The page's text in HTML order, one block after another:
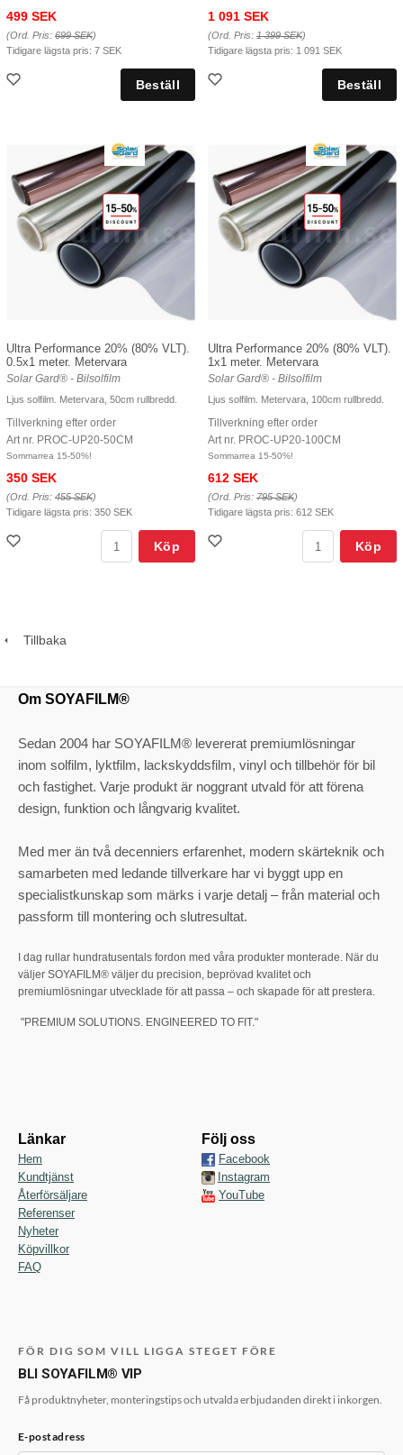
499 SEK
(Ord. Pris: 699 SEK)
Tidigare lägsta pris: 7 SEK
1 091 SEK
(Ord. Pris: 1 399 SEK)
Tidigare lägsta pris: 1 091 SEK
Ultra Performance 20% (80% VLT).
0.5x1 meter. Metervara
Solar Gard® - Bilsolfilm
Ljus solfilm. Metervara, 50cm rullbredd.
Tillverkning efter order
Art nr. PROC-UP20-50CM
Sommarrea 15-50%!
350 SEK
(Ord. Pris: 455 SEK)
Tidigare lägsta pris: 350 SEK
Köp
Ultra Performance 20% (80% VLT).
1x1 meter. Metervara
Solar Gard® - Bilsolfilm
Ljus solfilm. Metervara, 100cm rullbredd.
Tillverkning efter order
Art nr. PROC-UP20-100CM
Sommarrea 15-50%!
612 SEK
(Ord. Pris: 795 SEK)
Tidigare lägsta pris: 612 SEK
Köp
Tillbaka
Om SOYAFILM®
Sedan 2004 har SOYAFILM® levererat premiumlösningar
inom solfilm, lyktfilm, lackskyddsfilm, vinyl och tillbehör för bil
och fastighet. Varje produkt är noggrant utvald för att förena
design, funktion och långvarig kvalitet.
Med mer än två decenniers erfarenhet, modern skärteknik och
samarbeten med ledande tillverkare har vi byggt upp en
specialistkunskap som märks i varje detalj – från material och
passform till montering och slutresultat.
I dag rullar hundratusentals fordon med våra produkter monterade. När du
väljer SOYAFILM® väljer du precision, beprövad kvalitet och
premiumlösningar utvecklade för att passa – och skapade för att prestera.
"PREMIUM SOLUTIONS. ENGINEERED TO FIT."
Länkar
Hem
Kundtjänst
Återförsäljare
Referenser
Nyheter
Köpvillkor
FAQ
Följ oss
Facebook
Instagram
YouTube
FÖR DIG SOM VILL LIGGA STEGET FÖRE
BLI SOYAFILM® VIP
Få produktnyheter, monteringstips och utvalda erbjudanden direkt i inkorgen.
E-postadress